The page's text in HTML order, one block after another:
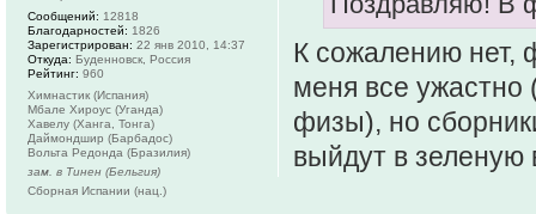
К сожалению нет,
меня все ужастно
физы), но
выйдут в
Сообщений: 12818
Благодарностей: 1826
Зарегистрирован: 22 янв 2010, 14:37
Откуда: Буденновск, Россия
Рейтинг: 960
Химнастик (Испания)
Мбале Хироус (Уганда)
Хавелу (Ханга, Тонга)
Даймондшир (Барбадос)
Вольта Редонда (Бразилия)
зам. в Тинен (Бельгия)
Сборная Испании (нац.)